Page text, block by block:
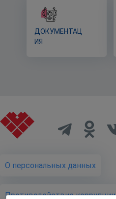
ДОКУМЕНТАЦ
ИЯ
О персональных данных
Противодействие коррупции